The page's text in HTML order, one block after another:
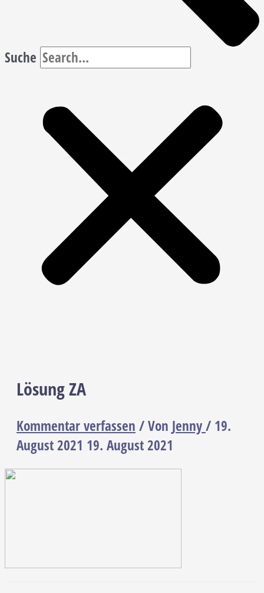
Suche
Lösung ZA
Kommentar verfassen / Von Jenny/ 19.
August 2021 19. August 2021